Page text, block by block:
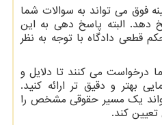
فوق می تواند به سوالات شما
البته پاسخ دهی به این
قطعی دادگاه با توجه به نظر
درخواست می کنند تا دلایل و
بهتر و دقیق تر ارائه کنید.
یک مسیر حقوقی مشخص را
تعیین کند.